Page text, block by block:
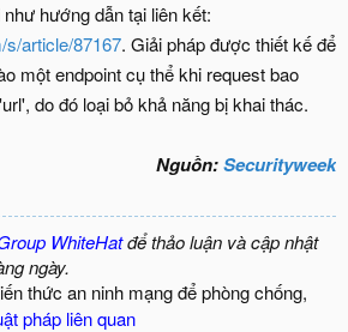
hướng dẫn tại liên kết:
article/87167. Giải pháp được thiết kế để
một endpoint cụ thể khi request bao
do đó loại bỏ khả năng bị khai thác.
Nguồn:Securityweek
WhiteHatđể thảo luận và cập nhật
ngày.
thức an ninh mạng để phòng chống,
pháp liên quan